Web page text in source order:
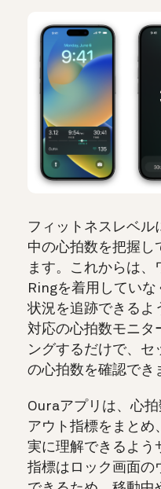
フィットネスレベル
中の心拍数を把握し
ます。これからは
Ringを着用してい
状況を追跡できる
対応の心拍数モニタ
ングするだけで、セ
の心拍数を確認でき
Ouraアプリは、心
アウト指標をまとめ
実に理解できるよう
指標はロック画面の